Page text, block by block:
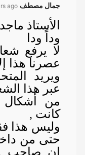
جمال مصطف ago
الأستاذ
وداً ودا
لا يرفع
عصرنا هذا
ويريد
عبر هذا
من أشكال
كانت ,
وليس هذا
حتى من
ان صاحب